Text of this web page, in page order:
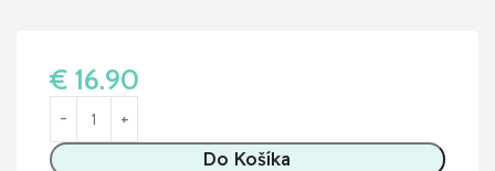
€ 16.90
Do Košíka